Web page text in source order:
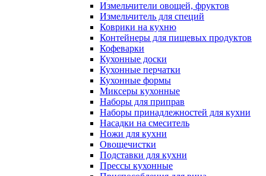
Измельчители овощей, фруктов
Измельчитель для специй
Коврики на кухню
Контейнеры для пищевых продуктов
Кофеварки
Кухонные доски
Кухонные перчатки
Кухонные формы
Миксеры кухонные
Наборы для приправ
Наборы принадлежностей для кухни
Насадки на смеситель
Ножи для кухни
Овощечистки
Подставки для кухни
Прессы кухонные